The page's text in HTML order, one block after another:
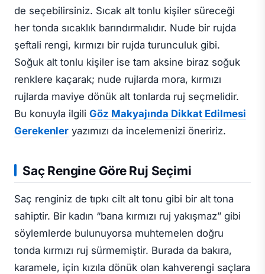
de seçebilirsiniz. Sıcak alt tonlu kişiler süreceği
her tonda sıcaklık barındırmalıdır. Nude bir rujda
şeftali rengi, kırmızı bir rujda turunculuk gibi.
Soğuk alt tonlu kişiler ise tam aksine biraz soğuk
renklere kaçarak; nude rujlarda mora, kırmızı
rujlarda maviye dönük alt tonlarda ruj seçmelidir.
Bu konuyla ilgili Göz Makyajında Dikkat Edilmesi
Gerekenler yazımızı da incelemenizi öneririz.
Saç Rengine Göre Ruj Seçimi
Saç renginiz de tıpkı cilt alt tonu gibi bir alt tona
sahiptir. Bir kadın “bana kırmızı ruj yakışmaz” gibi
söylemlerde bulunuyorsa muhtemelen doğru
tonda kırmızı ruj sürmemiştir. Burada da bakıra,
karamele, için kızıla dönük olan kahverengi saçlara